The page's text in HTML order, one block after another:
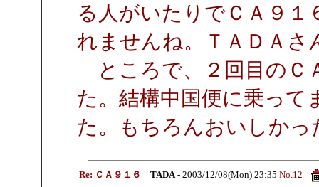
る人がいたりでＣＡ９
れませんね。ＴＡＤＡさ
ところで、２回目のＣ
た。結構中国便に乗っ
た。もちろんおいしかっ
Re: ＣＡ９１６ TADA- 2003/12/08(Mon) 23:35 No.12